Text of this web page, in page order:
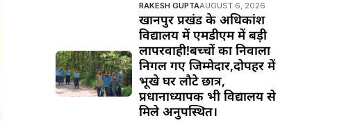
RAKESH GUPTAAUGUST 6, 2026
खानपुर प्रखंड के अधिकांश
विद्यालय में एमडीएम में बड़ी
लापरवाही!बच्चों का निवाला
निगल गए जिम्मेदार,दोपहर में
भूखे घर लौटे छात्र,
प्रधानाध्यापक भी विद्यालय से
मिले अनुपस्थित।